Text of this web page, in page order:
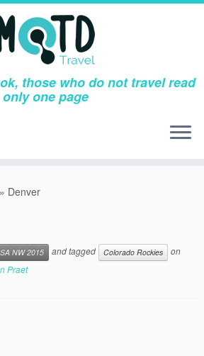
those who do not travel read
only one page
» Denver
NW 2015 and tagged Colorado Rockies
on
Praet